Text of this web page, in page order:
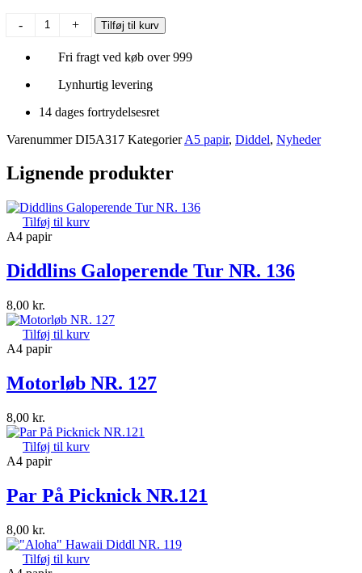
-
NR.
antal
+ Tilføj til kurv
Fri fragt ved køb over 999
Lynhurtig levering
14 dages fortrydelsesret
VarenummerDI5A317 Kategorier A5 papir, Diddel, Nyheder
Lignende produkter
Tilføj til kurv
A4 papir
Diddlins Galoperende Tur NR. 136
8,00 kr.
Tilføj til kurv
A4 papir
Motorløb NR. 127
8,00 kr.
Tilføj til kurv
A4 papir
Par På Picknick NR.121
8,00 kr.
Tilføj til kurv